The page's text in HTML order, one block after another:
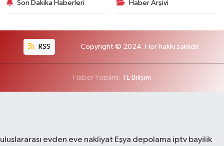
Son Dakika Haberleri Haber Arşivi
RSS Copyright © 2024. Her hakkı saklıdır.
Haber Yazılımı: TE Bilişim
uluslararası evden eve nakliyat Eşya depolama iptv bayilik